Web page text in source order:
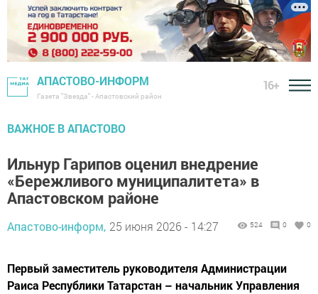
АПАСТОВО-ИНФОРМ
Газета "Звезда" - Апастовский район
16+
ВАЖНОЕ В АПАСТОВО
Ильнур Гарипов оценил внедрение
«Бережливого муниципалитета» в
Апастовском районе
Апастово-информ, 25 июня 2026 - 14:27 524 0 0
Первый заместитель руководителя Администрации
Раиса Республики Татарстан – начальник Управления